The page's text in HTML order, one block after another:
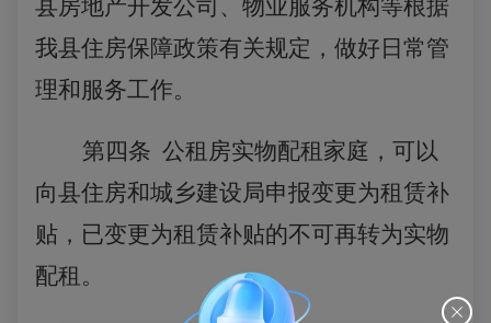
县房地产开发公司、物业服务机构等根据
我县住房保障政策有关规定，做好日常管
理和服务工作。
第四条 公租房实物配租家庭，可以
向县住房和城乡建设局申报变更为租赁补
贴，已变更为租赁补贴的不可再转为实物
配租。